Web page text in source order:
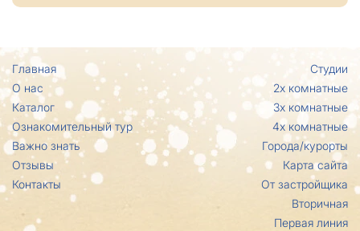
Главная
О нас
Каталог
Ознакомительный тур
Важно знать
Отзывы
Контакты
Студии
2х комнатные
3х комнатные
4х комнатные
Города/курорты
Карта сайта
От застройщика
Вторичная
Первая линия